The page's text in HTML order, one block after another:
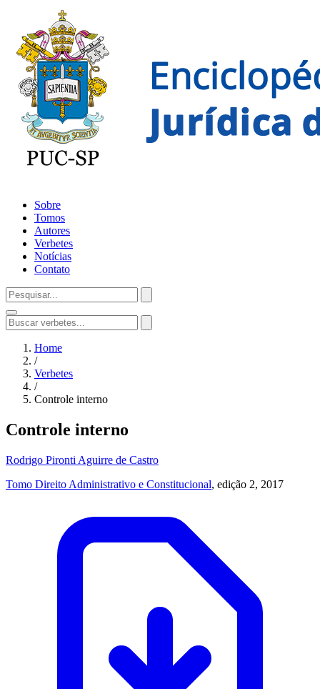
Sobre
Tomos
Autores
Verbetes
Notícias
Contato
Home
/
Verbetes
/
Controle interno
Controle interno
Rodrigo Pironti Aguirre de Castro
Tomo Direito Administrativo e Constitucional, edição 2, 2017